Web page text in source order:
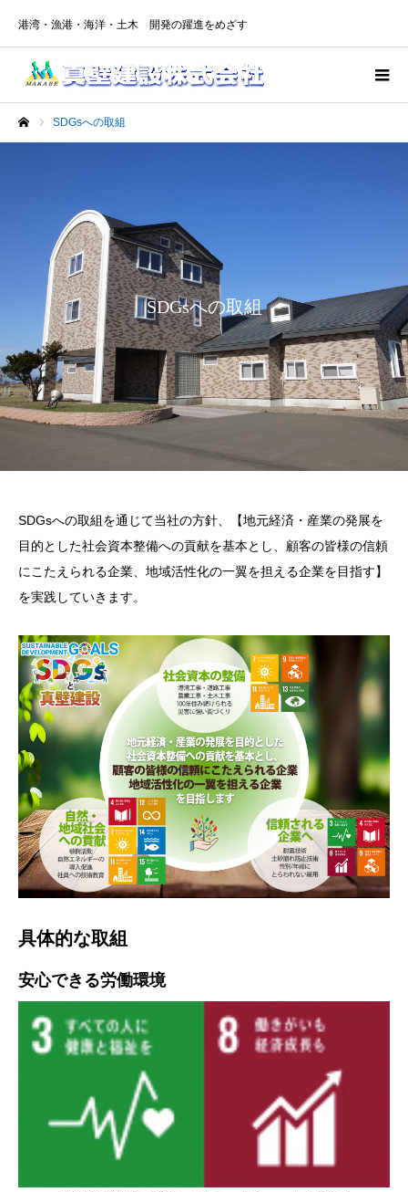
港湾・漁港・海洋・土木 開発の躍進をめざす
SDGsへの取組
SDGsへの取組
SDGsへの取組を通じて当社の方針、【地元経済・産業の発展を
目的とした社会資本整備への貢献を基本とし、顧客の皆様の信頼
にこたえられる企業、地域活性化の一翼を担える企業を目指す】
を実践していきます。
具体的な取組
安心できる労働環境